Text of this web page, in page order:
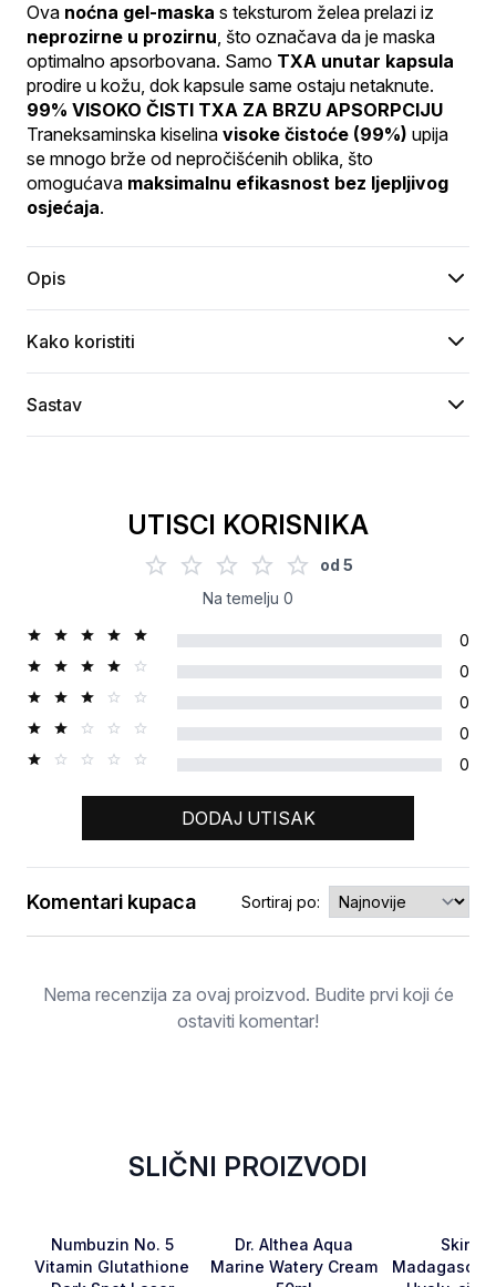
Ova noćna gel-maska
neprozirne u prozirnu, što označava da je maska
optimalno apsorbovana. Samo TXA unutar kapsula
prodire u kožu, dok kapsule same ostaju netaknute.
99% VISOKO ČISTI TXA ZA BRZU APSORPCIJU
Traneksaminska kiselina visoke čistoće (99%) upija
se mnogo brže od nepročišćenih oblika, što
omogućava maksimalnu efikasnost bez ljepljivog
osjećaja.
Opis
Kako koristiti
Sastav
UTISCI KORISNIKA
od 5
Na temelju 0
0
0
0
0
0
DODAJ UTISAK
Ocjena
Komentari kupaca Sortiraj po:
Nema recenzija za ovaj proizvod. Budite prvi koji će
ostaviti komentar!
SLIČNI PROIZVODI
Favorite
Numbuzin No. 5
Vitamin Glutathione
Favorite
Dr. Althea Aqua
Marine Watery Cream
Madagascar